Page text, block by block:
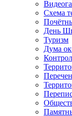
Схема
День
Туризм
Дума